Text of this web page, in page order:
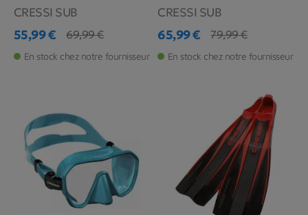
CRESSI SUB
Prix
55,99 €
Prix de base
69,99 €
En stock chez notre fournisseur
CRESSI SUB
Prix
65,99 €
Prix de base
79,99 €
En stock chez notre fournisseur